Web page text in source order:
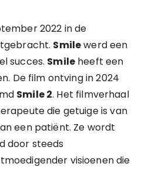
2022 in de
Smilewerd een
succes. Smile heeft een
De film ontving in 2024
Smile 2. Het filmverhaal
die getuige is van
een patiënt. Ze wordt
door steeds
visioenen die